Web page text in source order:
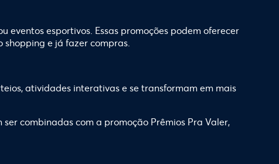
eventos esportivos. Essas promoções podem oferecer
e já fazer compras.
atividades interativas e se transformam em mais
combinadas com a promoção Prêmios Pra Valer,